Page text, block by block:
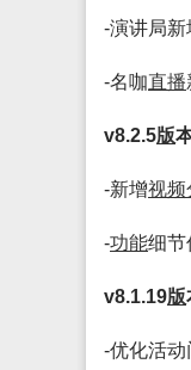
-演讲局
-名咖直播
v8.2.5版
-新增视频
-功能细节
v8.1.19版
-优化活